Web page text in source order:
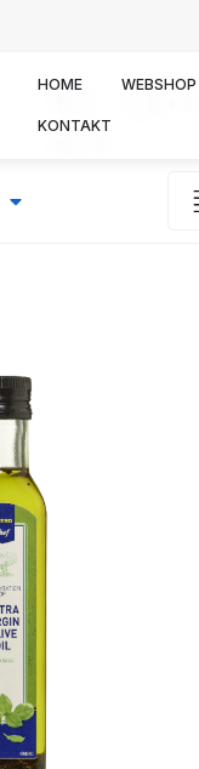
HOME WEBSHOP
KONTAKT